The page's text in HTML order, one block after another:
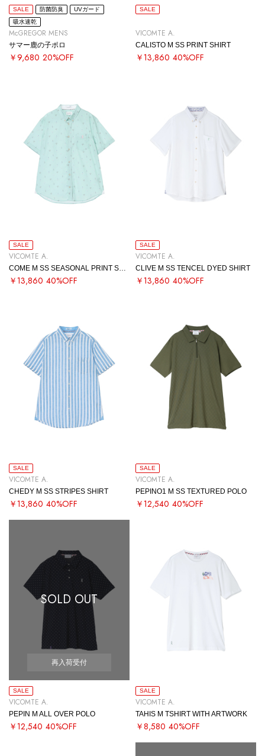
SALE 防菌防臭
UVガード
吸水速乾
McGREGOR MENS
サマー鹿の子ポロ
￥9,680 20%OFF
SALE
VICOMTE A.
CALISTO M SS PRINT SHIRT
￥13,860 40%OFF
SALE
VICOMTE A.
￥13,860 40%OFF
SALE
VICOMTE A.
CLIVE M SS TENCEL DYED SHIRT
￥13,860 40%OFF
SALE
VICOMTE A.
CHEDY M SS STRIPES SHIRT
￥13,860 40%OFF
SALE
VICOMTE A.
PEPINO1 M SS TEXTURED POLO
￥12,540 40%OFF
SOLD OUT
再入荷受付
SALE
VICOMTE A.
PEPIN M ALL OVER POLO
￥12,540 40%OFF
SALE
VICOMTE A.
TAHIS M TSHIRT WITH ARTWORK
￥8,580 40%OFF